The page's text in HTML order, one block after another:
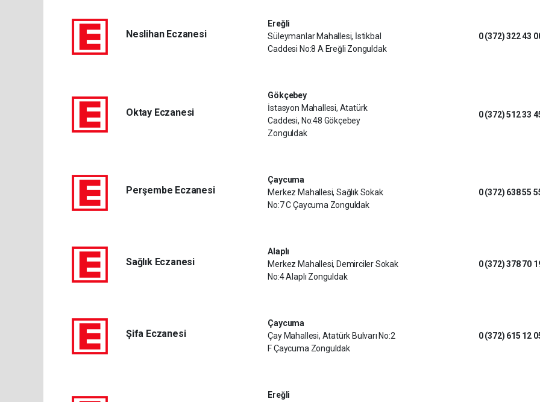
Neslihan Eczanesi
Ereğli
Süleymanlar Mahallesi, İstikbal
Caddesi No:8 A Ereğli Zonguldak
0 (372) 322 43
Oktay Eczanesi
Gökçebey
İstasyon Mahallesi, Atatürk
Caddesi, No:48 Gökçebey
Zonguldak
0 (372) 512 33
Perşembe Eczanesi
Çaycuma
Merkez Mahallesi, Sağlık Sokak
No:7 C Çaycuma Zonguldak
0 (372) 638 55
Sağlık Eczanesi
Alaplı
Merkez Mahallesi, Demirciler Sokak
No:4 Alaplı Zonguldak
0 (372) 378 70
Şifa Eczanesi
Çaycuma
Çay Mahallesi, Atatürk Bulvarı No:2
F Çaycuma Zonguldak
0 (372) 615 12
Ereğli